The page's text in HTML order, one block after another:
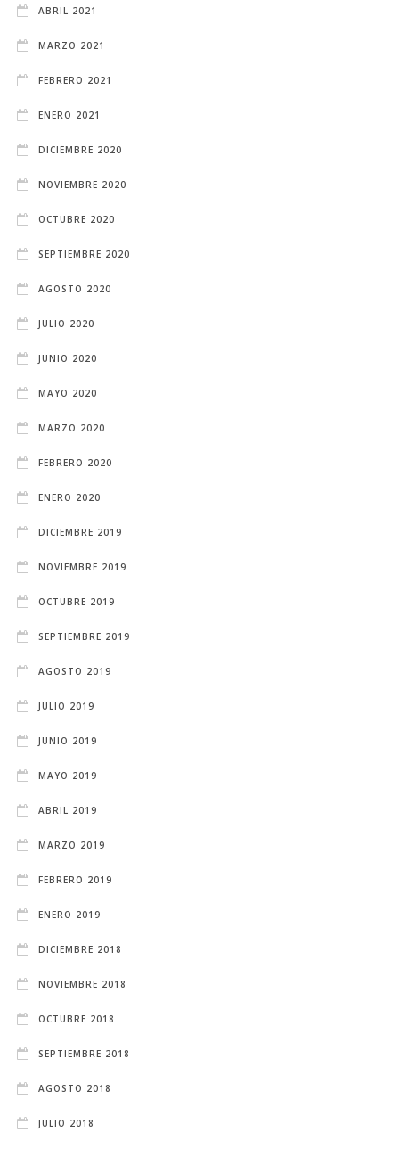
ABRIL 2021
MARZO 2021
FEBRERO 2021
ENERO 2021
DICIEMBRE 2020
NOVIEMBRE 2020
OCTUBRE 2020
SEPTIEMBRE 2020
AGOSTO 2020
JULIO 2020
JUNIO 2020
MAYO 2020
MARZO 2020
FEBRERO 2020
ENERO 2020
DICIEMBRE 2019
NOVIEMBRE 2019
OCTUBRE 2019
SEPTIEMBRE 2019
AGOSTO 2019
JULIO 2019
JUNIO 2019
MAYO 2019
ABRIL 2019
MARZO 2019
FEBRERO 2019
ENERO 2019
DICIEMBRE 2018
NOVIEMBRE 2018
OCTUBRE 2018
SEPTIEMBRE 2018
AGOSTO 2018
JULIO 2018